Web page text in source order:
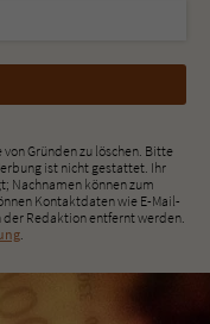
Gründen zu löschen. Bitte
ist nicht gestattet. Ihr
Nachnamen können zum
Kontaktdaten wie E-Mail-
der Redaktion entfernt werden.
.